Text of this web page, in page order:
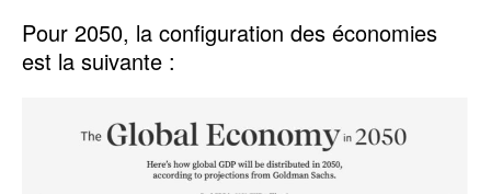
Pour 2050, la configuration des économies
est la suivante :